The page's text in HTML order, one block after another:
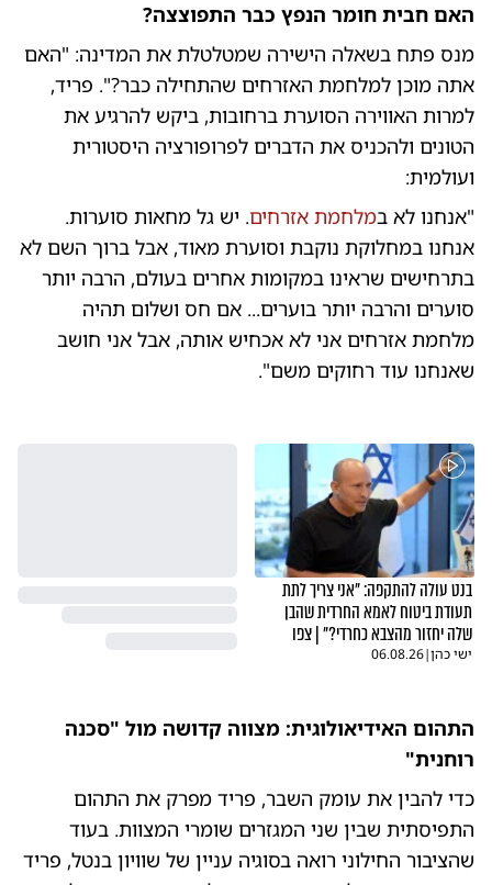
האם חבית חומר הנפץ כבר התפוצצה?
מנס פתח בשאלה הישירה שמטלטלת את המדינה: "האם
אתה מוכן למלחמת האזרחים שהתחילה כבר?". פריד,
למרות האווירה הסוערת ברחובות, ביקש להרגיע את
הטונים ולהכניס את הדברים לפרופורציה היסטורית
ועולמית:
"אנחנו לא במלחמת אזרחים. יש גל מחאות סוערות.
אנחנו במחלוקת נוקבת וסוערת מאוד, אבל ברוך השם לא
בתרחישים שראינו במקומות אחרים בעולם, הרבה יותר
סוערים והרבה יותר בוערים... אם חס ושלום תהיה
מלחמת אזרחים אני לא אכחיש אותה, אבל אני חושב
שאנחנו עוד רחוקים משם".
בנט עולה להתקפה: "אני צריך לתת
תעודת ביטוח לאמא החרדית שהבן
שלה יחזור מהצבא כחרדי?" | צפו
ישי כהן |
06.08.26
התהום האידיאולוגית: מצווה קדושה מול "סכנה
רוחנית"
כדי להבין את עומק השבר, פריד מפרק את התהום
התפיסתית שבין שני המגזרים שומרי המצוות. בעוד
שהציבור החילוני רואה בסוגיה עניין של שוויון בנטל, פריד